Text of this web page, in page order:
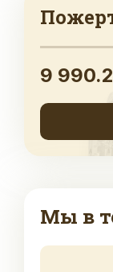
9
Мы в